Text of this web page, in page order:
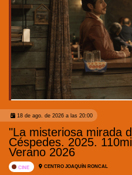
18 de ago. de 2026 a las 20:00
"La misteriosa mirada
Céspedes. 2025.
Verano 2026
CINE CENTRO JOAQUÍN RONCAL